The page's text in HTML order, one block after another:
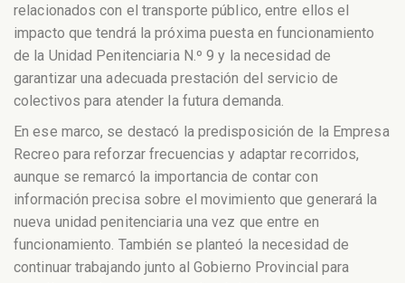
relacionados con el transporte público, entre ellos el
impacto que tendrá la próxima puesta en funcionamiento
de la Unidad Penitenciaria N.º 9 y la necesidad de
garantizar una adecuada prestación del servicio de
colectivos para atender la futura demanda.
En ese marco, se destacó la predisposición de la Empresa
Recreo para reforzar frecuencias y adaptar recorridos,
aunque se remarcó la importancia de contar con
información precisa sobre el movimiento que generará la
nueva unidad penitenciaria una vez que entre en
funcionamiento. También se planteó la necesidad de
continuar trabajando junto al Gobierno Provincial para